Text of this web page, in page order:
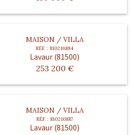
MAISON / VILLA
RÉF. : 810216884
Lavaur (81500)
253 200 €
MAISON / VILLA
RÉF. : 810216887
Lavaur (81500)